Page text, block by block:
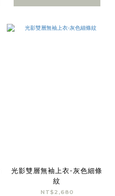
光影雙層無袖上衣-灰色細條
紋
NT$2,680